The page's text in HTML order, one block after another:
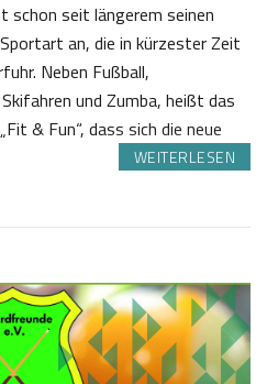
schon seit längerem seinen
an, die in kürzester Zeit
Neben Fußball,
und Zumba, heißt das
& Fun“, dass sich die neue
WEITERLESEN